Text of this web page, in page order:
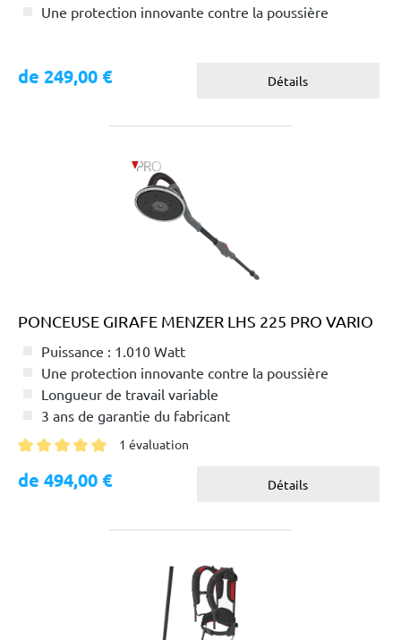
Une protection innovante contre la poussière
de 249,00 € Détails
PONCEUSE GIRAFE MENZER LHS 225 PRO VARIO
Puissance : 1.010 Watt
Une protection innovante contre la poussière
Longueur de travail variable
3 ans de garantie du fabricant
1 évaluation
de 494,00 € Détails